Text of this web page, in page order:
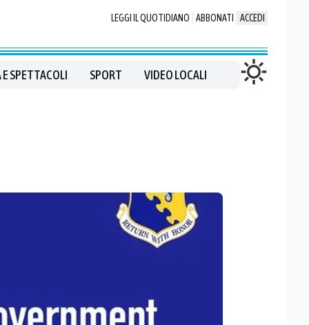
LEGGI IL QUOTIDIANO ABBONATI ACCEDI
SPETTACOLI SPORT VIDEO LOCALI